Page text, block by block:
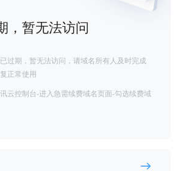
，暂无法访问
过期，暂无法访问，请域名所有人及时完成
正常使用
云控制台-进入急需续费域名页面-勾选续费域